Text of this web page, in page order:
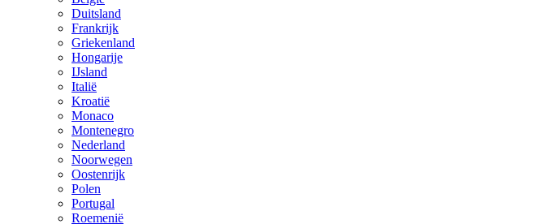
Duitsland
Frankrijk
Griekenland
Hongarije
IJsland
Italië
Kroatië
Monaco
Montenegro
Nederland
Noorwegen
Oostenrijk
Polen
Portugal
Roemenië